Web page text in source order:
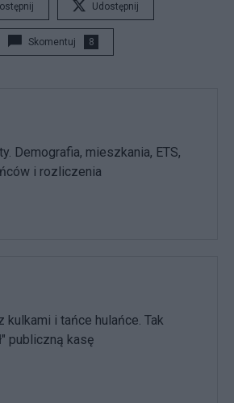
Udostępnij
Skomentuj 8
Demografia, mieszkania, ETS,
i rozliczenia
kulkami i tańce hulańce. Tak
publiczną kasę